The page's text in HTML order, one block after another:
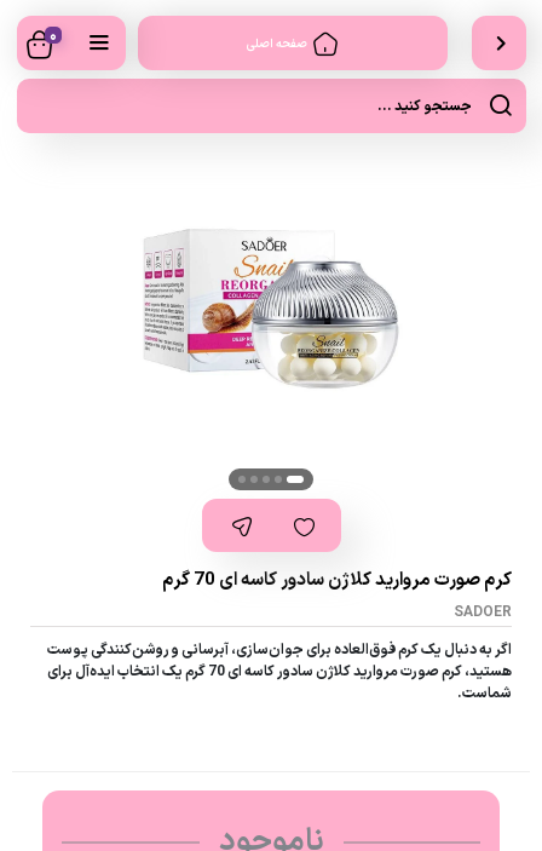
صفحه اصلی 0
کرم صورت مروارید کلاژن سادور کاسه ای 70 گرم
SADOER
اگر به دنبال یک کرم فوق‌العاده برای جوان‌سازی، آبرسانی و روشن‌کنندگی پوست
هستید، کرم صورت مروارید کلاژن سادور کاسه ای 70 گرم یک انتخاب ایده‌آل برای
شماست.